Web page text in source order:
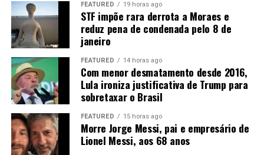
Fonte:Informativo CEEMA UNIJUÍ, do prof. Dr.
Argemiro Luís Brum¹
1–Professor Titular do PPGDR da UNIJUÍ, doutor em
Economia Internacional pela EHESS de Paris-França,
coordenador, pesquisador e analista de mercado da
CEEMA (FIDENE/UNIJUÍ).
FEATURED 19 horas ago
STF impõe rara derrota a Moraes e
reduz pena de condenada pelo 8 de
janeiro
FEATURED 14 horas ago
Com menor desmatamento desde 2016,
Lula ironiza justificativa de Trump para
sobretaxar o Brasil
FEATURED 15 horas ago
Morre Jorge Messi, pai e empresário de
Lionel Messi, aos 68 anos